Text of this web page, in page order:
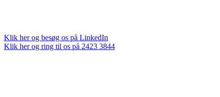
Klik her og besøg os på LinkedIn
Klik her og ring til os på 2423 3844